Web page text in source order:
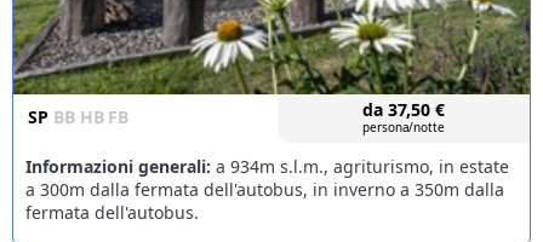
SP BB HB FB da 37,50 €
persona/notte
Informazioni generali: a 934m s.l.m., agriturismo, in estate
a 300m dalla fermata dell'autobus, in inverno a 350m dalla
fermata dell'autobus.